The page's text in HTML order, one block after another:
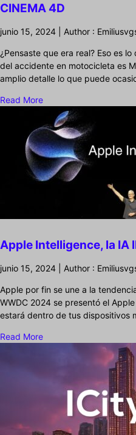
CINEMA 4D
junio 15, 2024 | Author :
¿Pensaste que era real? Eso es
del accidente en motocicleta es
amplio detalle lo que puede
Read More
Apple Intelligence, la IA
junio 15, 2024 | Author :
Apple por fin se une a la
WWDC 2024 se presentó el
estará dentro de tus dispositivos
Read More